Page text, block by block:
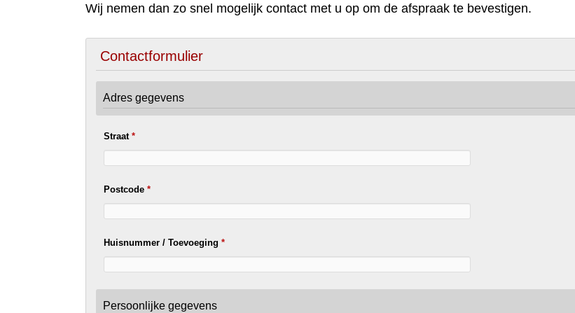
Wij nemen dan zo snel mogelijk contact met u op om de afspraak te bevestigen.
Contactformulier
Adres gegevens
Straat *
Postcode *
Huisnummer / Toevoeging *
Persoonlijke gegevens